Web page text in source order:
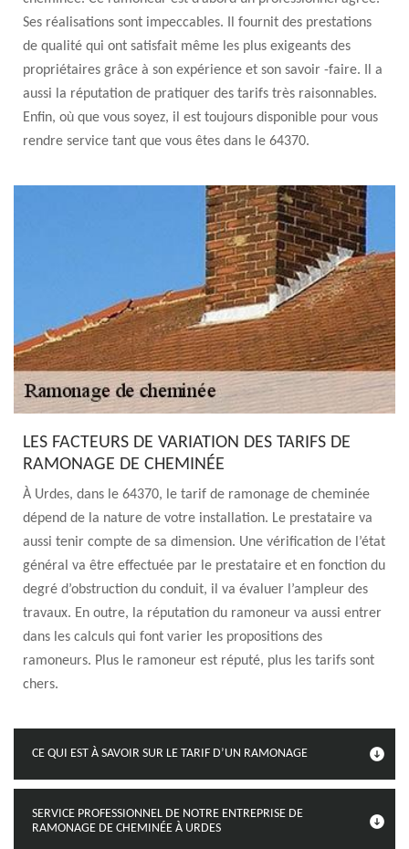
Ses réalisations sont impeccables. Il fournit des prestations
de qualité qui ont satisfait même les plus exigeants des
propriétaires grâce à son expérience et son savoir -faire. Il a
aussi la réputation de pratiquer des tarifs très raisonnables.
Enfin, où que vous soyez, il est toujours disponible pour vous
rendre service tant que vous êtes dans le 64370.
LES FACTEURS DE VARIATION DES TARIFS DE
RAMONAGE DE CHEMINÉE
À Urdes, dans le 64370, le tarif de ramonage de cheminée
dépend de la nature de votre installation. Le prestataire va
aussi tenir compte de sa dimension. Une vérification de l’état
général va être effectuée par le prestataire et en fonction du
degré d’obstruction du conduit, il va évaluer l’ampleur des
travaux. En outre, la réputation du ramoneur va aussi entrer
dans les calculs qui font varier les propositions des
ramoneurs. Plus le ramoneur est réputé, plus les tarifs sont
chers.
CE QUI EST À SAVOIR SUR LE TARIF D’UN RAMONAGE
SERVICE PROFESSIONNEL DE NOTRE ENTREPRISE DE
RAMONAGE DE CHEMINÉE À URDES